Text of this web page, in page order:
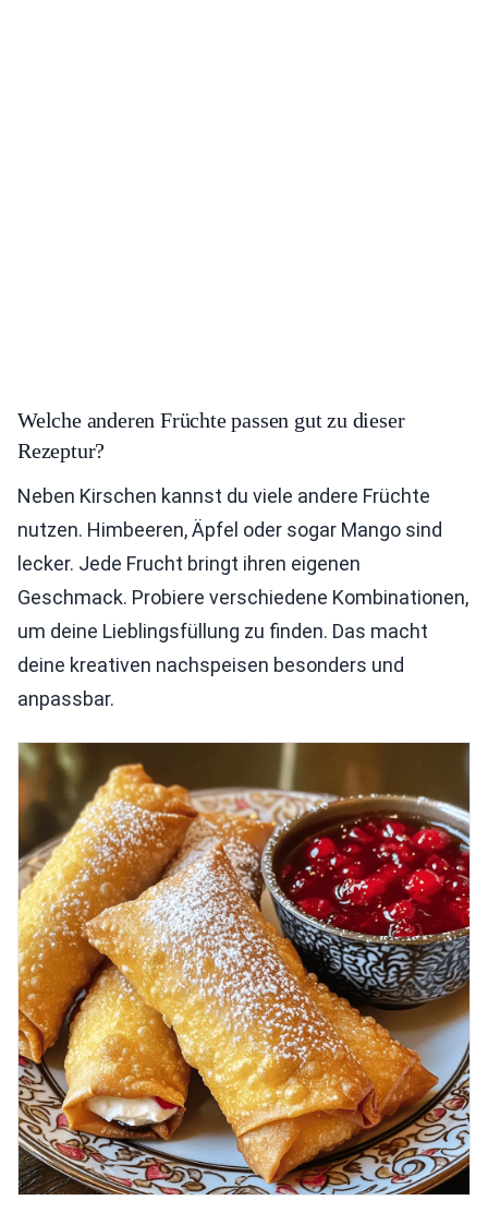
Welche anderen Früchte passen gut zu dieser
Rezeptur?
Neben Kirschen kannst du viele andere Früchte
nutzen. Himbeeren, Äpfel oder sogar Mango sind
lecker. Jede Frucht bringt ihren eigenen
Geschmack. Probiere verschiedene Kombinationen,
um deine Lieblingsfüllung zu finden. Das macht
deine kreativen nachspeisen besonders und
anpassbar.